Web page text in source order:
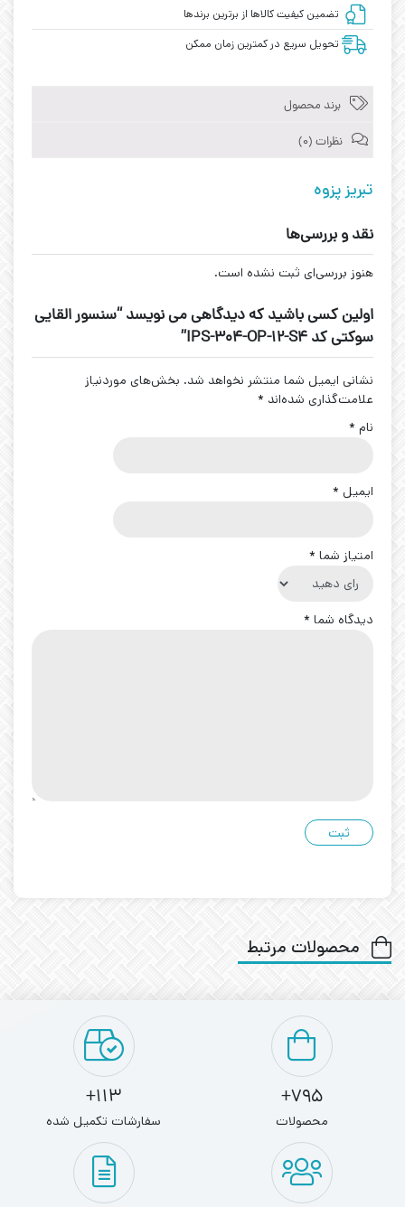
تضمین کیفیت کالاها از برترین برندها
تحویل سریع در کمترین زمان ممکن
برند محصول
نظرات (0)
تبریز پزوه
نقد و بررسی‌ها
هنوز بررسی‌ای ثبت نشده است.
اولین کسی باشید که دیدگاهی می نویسد “سنسور القایی
سوکتی کد IPS-304-OP-12-S4”
نشانی ایمیل شما منتشر نخواهد شد. بخش‌های موردنیاز
علامت‌گذاری شده‌اند *
نام *
ایمیل *
امتیاز شما *
دیدگاه شما *
محصولات مرتبط
795+
محصولات
113+
سفارشات تکمیل شده